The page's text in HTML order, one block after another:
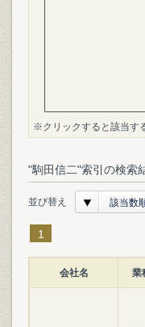
※クリックすると該当す
"駒田信二"索引の検
並び替え 該当数
1
会社名 業